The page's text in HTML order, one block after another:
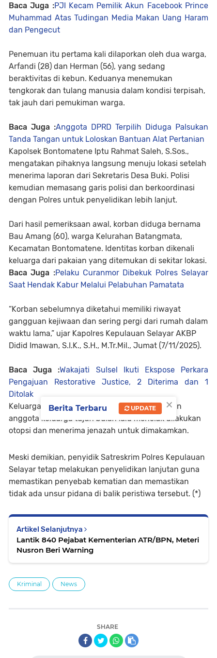
Baca Juga :PJI Kecam Pemilik Akun Facebook Prince
Muhammad Atas Tudingan Media Makan Uang Haram
dan Pengecut
Penemuan itu pertama kali dilaporkan oleh dua warga,
Arfandi (28) dan Herman (56), yang sedang
beraktivitas di kebun. Keduanya menemukan
tengkorak dan tulang manusia dalam kondisi terpisah,
tak jauh dari pemukiman warga.
Baca Juga :Anggota DPRD Terpilih Diduga Palsukan
Tanda Tangan untuk Loloskan Bantuan Alat Pertanian
Kapolsek Bontomatene Iptu Rahmat Saleh, S.Sos.,
mengatakan pihaknya langsung menuju lokasi setelah
menerima laporan dari Sekretaris Desa Buki. Polisi
kemudian memasang garis polisi dan berkoordinasi
dengan Polres untuk penyelidikan lebih lanjut.
Dari hasil pemeriksaan awal, korban diduga bernama
Bau Amang (60), warga Kelurahan Batangmata,
Kecamatan Bontomatene. Identitas korban dikenali
keluarga dari pakaian yang ditemukan di sekitar lokasi.
Baca Juga :Pelaku Curanmor Dibekuk Polres Selayar
Saat Hendak Kabur Melalui Pelabuhan Pamatata
“Korban sebelumnya diketahui memiliki riwayat
gangguan kejiwaan dan sering pergi dari rumah dalam
waktu lama,” ujar Kapolres Kepulauan Selayar AKBP
Didid Imawan, S.I.K., S.H., M.Tr.Mil., Jumat (7/11/2025).
Baca Juga :Wakajati Sulsel Ikuti Ekspose Perkara
Pengajuan Restorative Justice, 2 Diterima dan 1
Ditolak
Keluarga yang sebelumnya melapor kehilangan
anggota keluarga tujuh bulan lalu menolak dilakukan
otopsi dan menerima jenazah untuk dimakamkan.
Meski demikian, penyidik Satreskrim Polres Kepulauan
Selayar tetap melakukan penyelidikan lanjutan guna
memastikan penyebab kematian dan memastikan
tidak ada unsur pidana di balik peristiwa tersebut. (*)
Artikel Selanjutnya
Lantik 840 Pejabat Kementerian ATR/BPN, Meteri
Nusron Beri Warning
Kriminal News
SHARE
×
Berita Terbaru UPDATE